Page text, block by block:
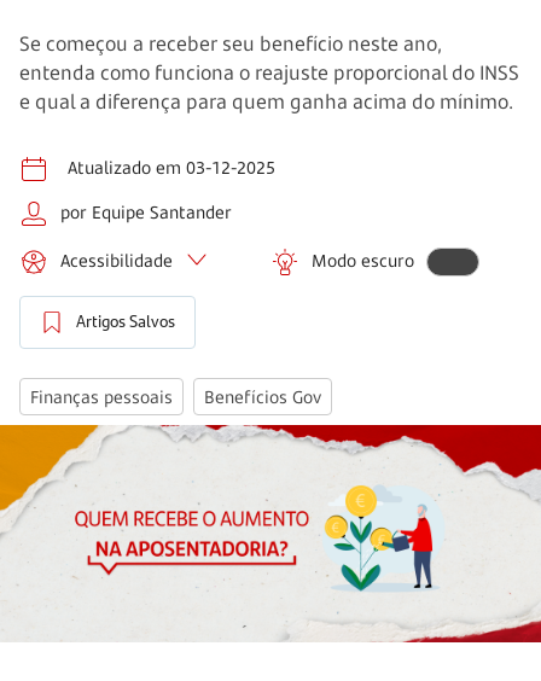
Se começou a receber seu benefício neste ano,
entenda como funciona o reajuste proporcional do INSS
e qual a diferença para quem ganha acima do mínimo.
Atualizado em 03-12-2025
por Equipe Santander
Acessibilidade Modo escuro
Artigos Salvos
Finanças pessoais Benefícios Gov